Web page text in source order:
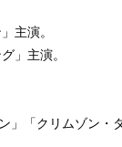
主演。
」主演。
「クリムゾン・